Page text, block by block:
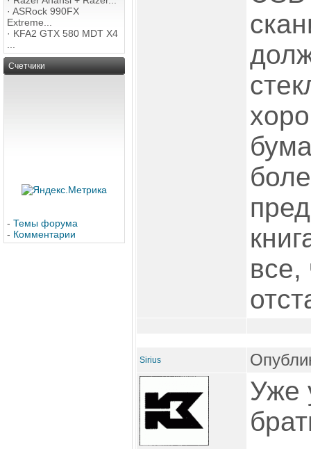
· ASRock 990FX
Extreme...
· KFA2 GTX 580 MDT X4
Счетчики
- Темы форума
- Комментарии
все,
Sirius
Уже